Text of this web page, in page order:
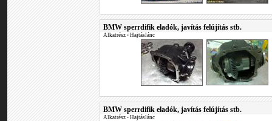
BMW sperrdifik eladók, javítás felújítás stb.
Alkatrész • Hajtáslánc
BMW sperrdifik eladók, javítás felújítás stb.
Alkatrész • Hajtáslánc